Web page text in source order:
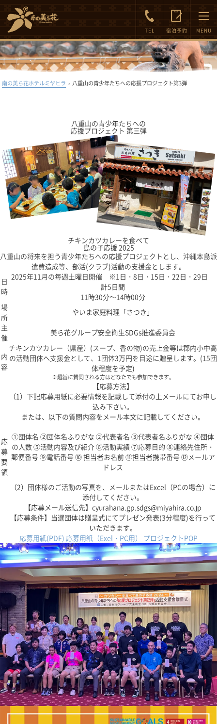
TEL 宿泊予約 MENU
南の美ら花ホテルミヤヒラ › 八重山の青少年たちへの応援プロジェクト第3弾
八重山の青少年たちへの
応援プロジェクト 第三弾
チキンカツカレーを食べて
島の子応援 2025
八重山の将来を担う青少年たちへの応援プロジェクトとし、沖縄本島派
遣費造成等、部活(クラブ)活動の支援金とします。
日
時
2025年11月の毎週土曜日開催 ※1日・8日・15日・22日・29日
計5日間
11時30分～14時00分
場
所
やいま家庭料理「さつき」
主
催
美ら花グループ安全衛生SDGs推進委員会
内
容
チキンカツカレー（県産）(スープ、香の物)の売上金等は郡内小中高
の活動団体へ支援金として、1団体3万円を目途に贈呈します。(15団
体程度を予定)
※趣旨に賛同される方はどなたでも参加できます。
応
募
要
領
【応募方法】
（1）下記応募用紙に必要情報を記載して添付の上メールにてお申し
込み下さい。
または、以下の質問内容をメール本文に記載してください。
①団体名 ②団体名ふりがな ②代表者名 ③代表者名ふりがな ④団体
の人数 ⑤活動内容及び紹介 ⑥活動実績 ⑦応募目的 ⑧連絡先住所・
郵便番号 ⑨電話番号 ⑩ 担当者お名前 ⑪担当者携帯番号 ⑫メールア
ドレス
（2）団体様のご活動の写真を、メールまたはExcel（PCの場合）に
添付してください。
【応募メール送信先】cyurahana.gp.sdgs@miyahira.co.jp
【応募条件】当選団体は贈呈式にてプレゼン発表(3分程度)を行って
いただきます。
応募用紙(PDF) 応募用紙（Exel・PC用） プロジェクトPOP